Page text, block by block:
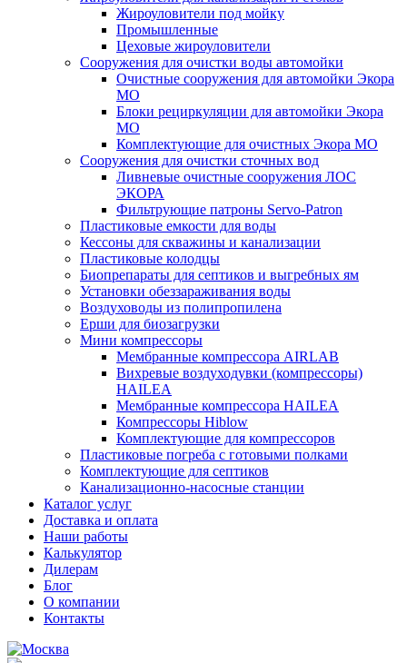
Жироуловители под мойку
Промышленные
Цеховые жироуловители
Сооружения для очистки воды автомойки
Очистные сооружения для автомойки Экора
МО
Блоки рециркуляции для автомойки Экора
МО
Комплектующие для очистных Экора МО
Сооружения для очистки сточных вод
Ливневые очистные сооружения ЛОС
ЭКОРА
Фильтрующие патроны Servo-Patron
Пластиковые емкости для воды
Кессоны для скважины и канализации
Пластиковые колодцы
Биопрепараты для септиков и выгребных ям
Установки обеззараживания воды
Воздуховоды из полипропилена
Ерши для биозагрузки
Мини компрессоры
Мембранные компрессора AIRLAB
Вихревые воздуходувки (компрессоры)
HAILEA
Мембранные компрессора HAILEA
Компрессоры Hiblow
Комплектующие для компрессоров
Пластиковые погреба с готовыми полками
Комплектующие для септиков
Канализационно-насосные станции
Каталог услуг
Доставка и оплата
Наши работы
Калькулятор
Дилерам
Блог
О компании
Контакты